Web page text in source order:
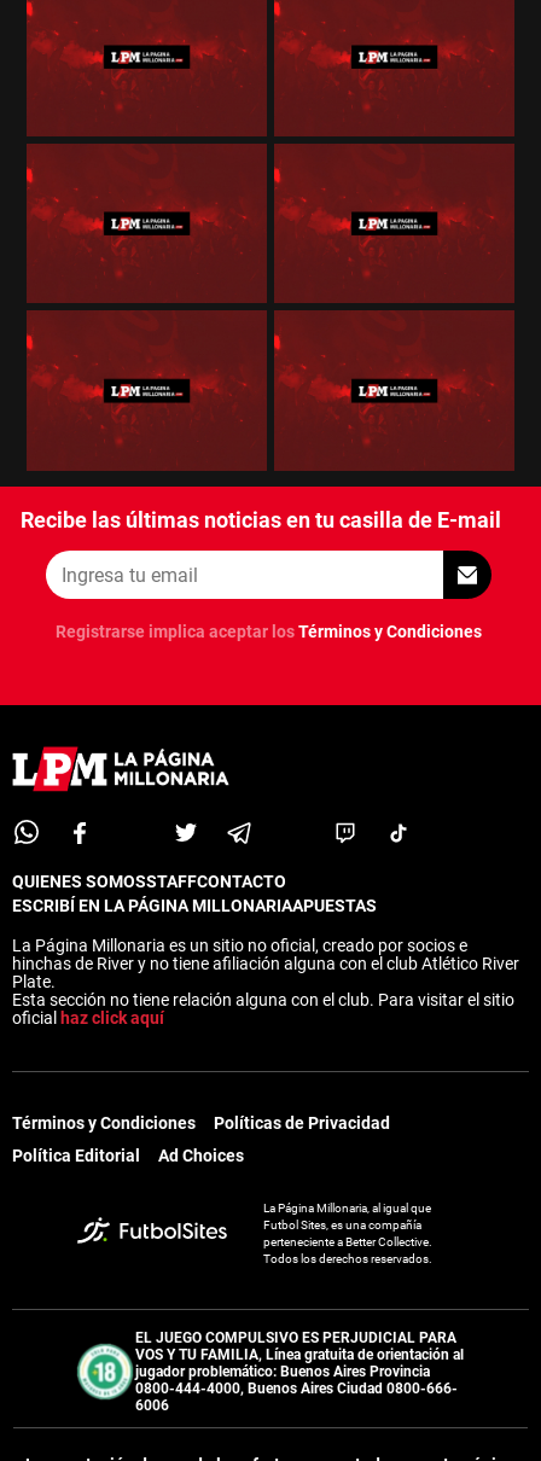
Recibe las últimas noticias en tu casilla de E-mail
Registrarse implica aceptar losTérminos y Condiciones
QUIENES SOMOSSTAFFCONTACTO
ESCRIBÍ EN LA PÁGINA MILLONARIAAPUESTAS
La Página Millonaria es un sitio no oficial, creado por socios e
hinchas de River y no tiene afiliación alguna con el club Atlético River
Plate.
Esta sección no tiene relación alguna con el club. Para visitar el sitio
oficialhaz click aquí
Términos y Condiciones
Políticas de Privacidad
Política Editorial
Ad Choices
La Página Millonaria, al igual que
Futbol Sites, es una compañía
perteneciente a Better Collective.
Todos los derechos reservados.
EL JUEGO COMPULSIVO ES PERJUDICIAL PARA
VOS Y TU FAMILIA, Línea gratuita de orientación al
jugador problemático: Buenos Aires Provincia
0800-444-4000, Buenos Aires Ciudad 0800-666-
6006